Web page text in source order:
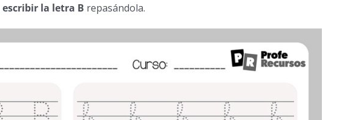
escribir la letra B repasándola.